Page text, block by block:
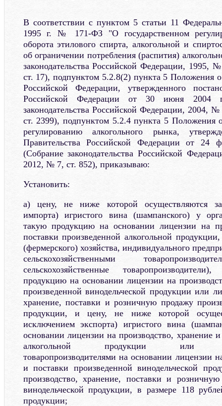
В соответствии с пунктом 5 статьи 11
1995 г. № 171-ФЗ "О государственном
оборота этилового спирта, алкогольной и
об ограничении потребления (распития)
законодательства Российской Федерации,
ст. 17), подпунктом 5.2.8(2) пункта 5 Положения
Российской Федерации, утвержденного
Российской Федерации от 30 июня
законодательства Российской Федерации, 2004,
ст. 2399), подпунктом 5.2.4 пункта 5 Положения
регулированию алкогольного рынка,
Правительства Российской Федерации от
(Собрание законодательства Российской
2012, № 7, ст. 852), приказываю:
Установить:
а) цену, не ниже которой осуществляются
импорта) игристого вина (шампанского) у
такую продукцию на основании лицензии на
поставки произведенной алкогольной
(фермерского) хозяйства, индивидуального
сельскохозяйственными
сельскохозяйственные
продукцию на основании лицензии на
произведенной винодельческой продукции или
хранение, поставки и розничную продажу
продукции, и цену, не ниже которой
исключением экспорта) игристого вина
основании лицензии на производство, хранение
алкогольной продукции или
товаропроизводителями на основании лицензии
и поставки произведенной винодельческой
производство, хранение, поставки и
винодельческой продукции, в размере 118
продукции;